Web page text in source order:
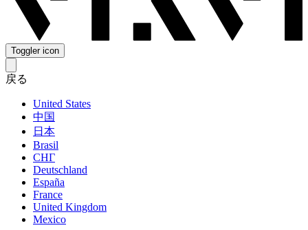
Toggler icon
戻る
United States
中国
日本
Brasil
СНГ
Deutschland
España
France
United Kingdom
Mexico